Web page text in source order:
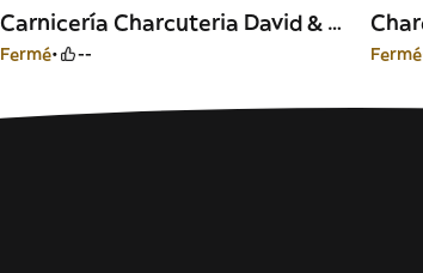
Carnicería Charcuteria David & Emy
Fermé -- Fermé